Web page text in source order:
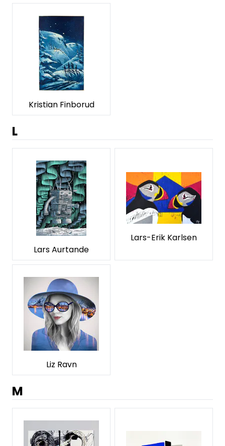
Kristian Finborud
L
Lars Aurtande
Lars-Erik Karlsen
Liz Ravn
M